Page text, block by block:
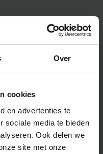
Over
cookies
en advertenties te
sociale media te bieden
Ook delen we
site met onze